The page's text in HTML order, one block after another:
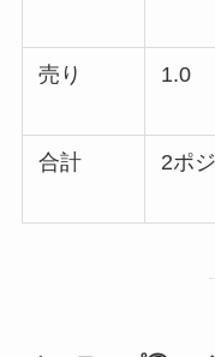
売り 1.0
合計 2ポジ